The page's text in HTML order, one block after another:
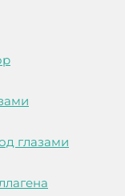
глазами